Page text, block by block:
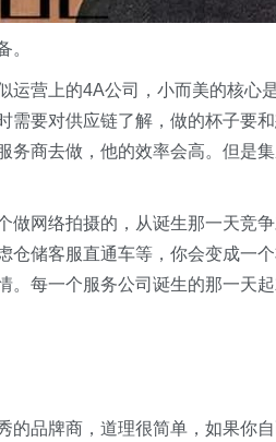
。
运营上的4A公司，小而美的核心
需要对供应链了解，做的杯子要
务商去做，他的效率会高。但是
做网络拍摄的，从诞生那一天竞
仓储客服直通车等，你会变成一
。每一个服务公司诞生的那一天
的品牌商，道理很简单，如果你